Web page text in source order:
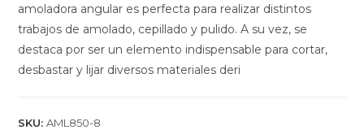
amoladora angular es perfecta para realizar distintos
trabajos de amolado, cepillado y pulido. A su vez, se
destaca por ser un elemento indispensable para cortar,
desbastar y lijar diversos materiales deri
SKU:AML850-8